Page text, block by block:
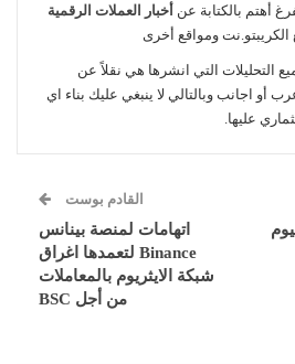
أهتم بالكتابة عن أخبار العملات الرقمية
ومواقع أخرى
التحليلات التي انشرها هي نقلاً عن
أو اجانب وبالتالي لا ينبغي عليك بناء اي
عليها.
القادم بوست
اتهامات لمنصة بينانس
Binance لتعمدها اغراق
شبكة الايثريوم بالمعاملات
من أجل BSC